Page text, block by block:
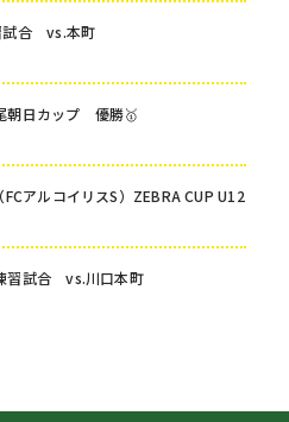
試合 vs.本町
朝日カップ 優勝🥇
アルコイリスS）ZEBRA CUP U12
習試合 vs.川口本町